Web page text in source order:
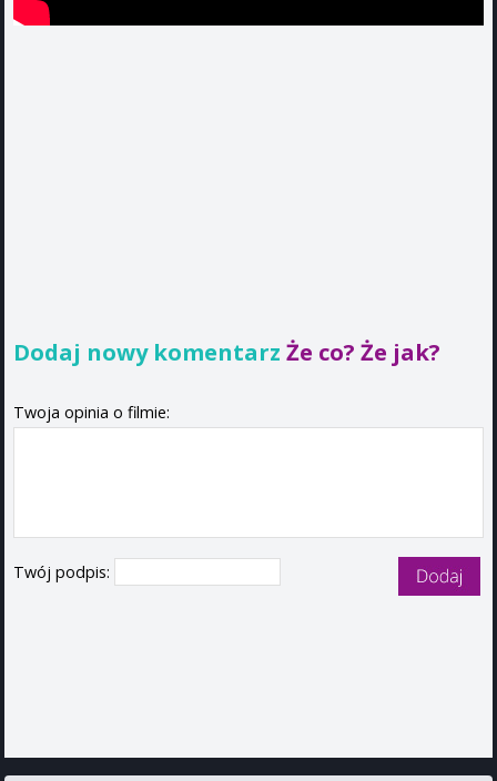
Dodaj nowy komentarz Że co? Że jak?
Twoja opinia o filmie:
Twój podpis: